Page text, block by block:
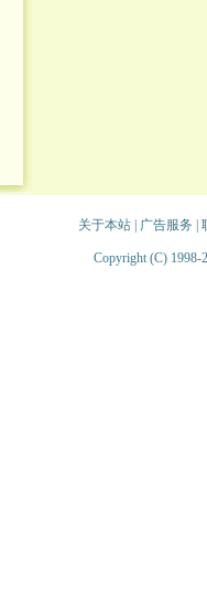
关于本站| 广告服务
Copyright (C) 1998-